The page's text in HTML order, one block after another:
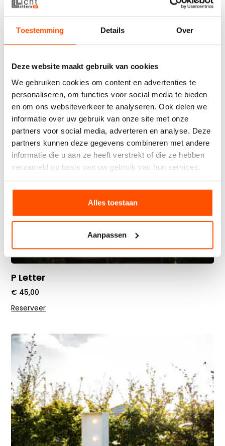
Toestemming Details Over
Deze website maakt gebruik van cookies
We gebruiken cookies om content en advertenties te
personaliseren, om functies voor social media te bieden
en om ons websiteverkeer te analyseren. Ook delen we
informatie over uw gebruik van onze site met onze
partners voor social media, adverteren en analyse. Deze
partners kunnen deze gegevens combineren met andere
informatie die u aan ze heeft verstrekt of die ze hebben
verzameld op basis van uw gebruik van hun services.
Alles toestaan
Aanpassen
T Letter
Reserveer
P Letter
€ 45,00
Reserveer